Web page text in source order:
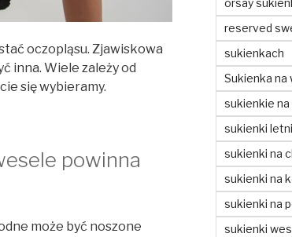
oczopląsu. Zjawiskowa
inna. Wiele zależy od
się wybieramy.
powinna
może być noszone
reserved
sukienkach
Sukienka na
sukienkie
sukienki
sukienki na
sukienki na
sukienki na
sukienki